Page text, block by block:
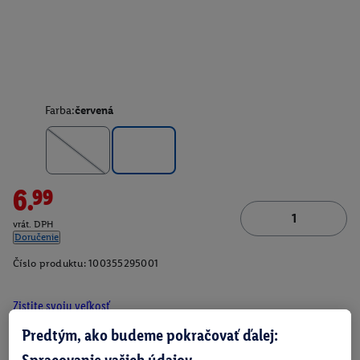
Farba:červená
6.99
vrát. DPH
Doručenie
Číslo produktu: 100355295001
Zistite svoju veľkosť
Predtým, ako budeme pokračovať ďalej: